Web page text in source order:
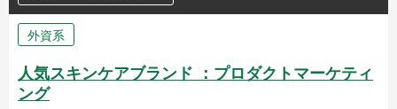
外資系
人気スキンケアブランド ：プロダクトマーケティ
ング